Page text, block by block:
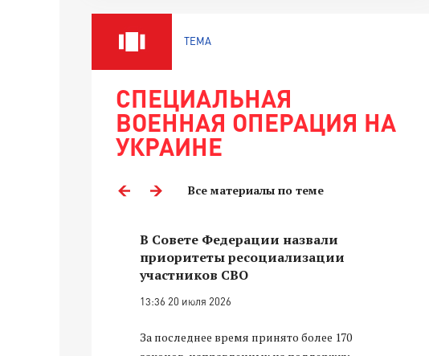
ТЕМА
СПЕЦИАЛЬНАЯ
ВОЕННАЯ ОПЕРАЦИЯ НА
УКРАИНЕ
Все материалы по теме
В Совете Федерации назвали
приоритеты ресоциализации
участников СВО
13:36 20 июля 2026
За последнее время принято более 170